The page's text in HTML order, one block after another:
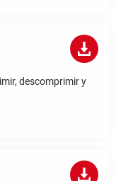
descomprimir y